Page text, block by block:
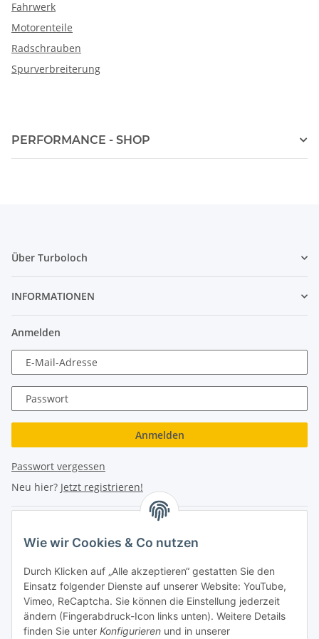
Fahrwerk
Motorenteile
Radschrauben
Spurverbreiterung
PERFORMANCE - SHOP
Über Turboloch
INFORMATIONEN
Anmelden
E-Mail-Adresse
Passwort
Anmelden
Passwort vergessen
Neu hier? Jetzt registrieren!
Hauptplatz 4
2870 Aspang
eMail: info@turboloch.at
Tel: +43 (0)660/1314150
Wie wir Cookies & Co nutzen
Durch Klicken auf „Alle akzeptieren“ gestatten Sie den
Einsatz folgender Dienste auf unserer Website: YouTube,
Vimeo, ReCaptcha. Sie können die Einstellung jederzeit
ändern (Fingerabdruck-Icon links unten). Weitere Details
finden Sie unter Konfigurieren und in unserer